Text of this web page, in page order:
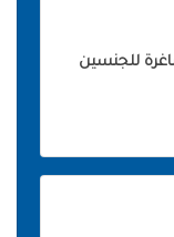
62 وظيفة شاغرة للجنسين